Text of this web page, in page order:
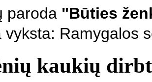
paroda "Būties
vyksta: Ramygalos
kaukių